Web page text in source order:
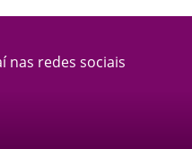
nas redes sociais